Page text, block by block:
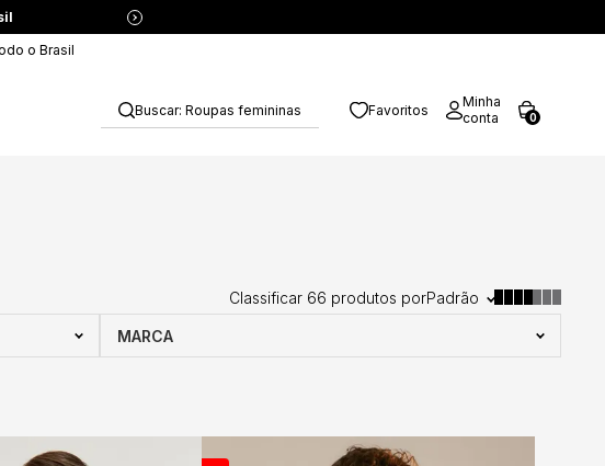
o Brasil
Buscar: Roupas femininas Favoritos
Minha
conta
0
Classificar 66 produtos porPadrão
MARCA